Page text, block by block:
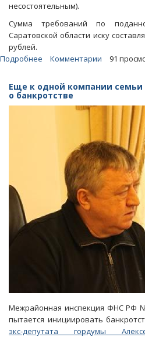
несостоятельным).
Сумма требований по
Саратовской области иску
рублей.
Подробнее
депутата
Алексея
Березовского
банкротом
Комментарии 91
Еще к одной компании семьи
о банкротстве
Межрайонная инспекция ФНС РФ
пытается инициировать
экс-депутата гордумы